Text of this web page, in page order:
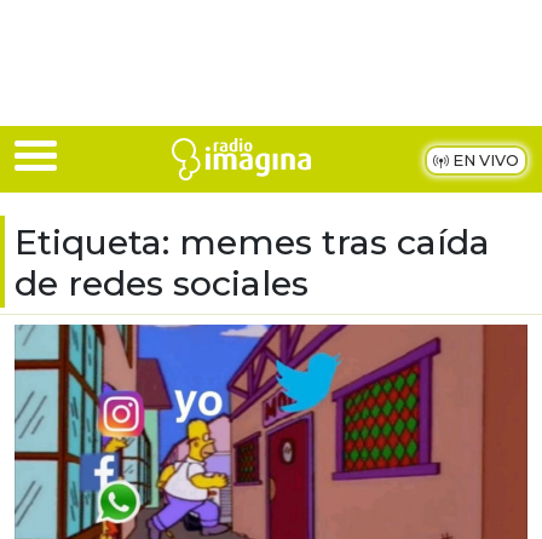
EN VIVO
Etiqueta: memes tras caída
de redes sociales